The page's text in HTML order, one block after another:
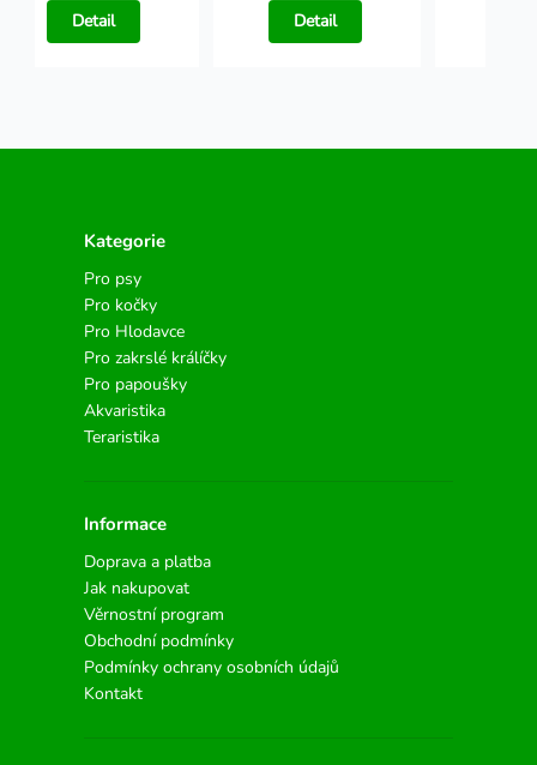
Detail Detail
Kategorie
Pro psy
Pro kočky
Pro Hlodavce
Pro zakrslé králíčky
Pro papoušky
Akvaristika
Teraristika
Informace
Doprava a platba
Jak nakupovat
Věrnostní program
Obchodní podmínky
Podmínky ochrany osobních údajů
Kontakt